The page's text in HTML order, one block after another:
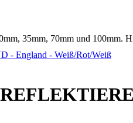
35mm, 70mm und 100mm.